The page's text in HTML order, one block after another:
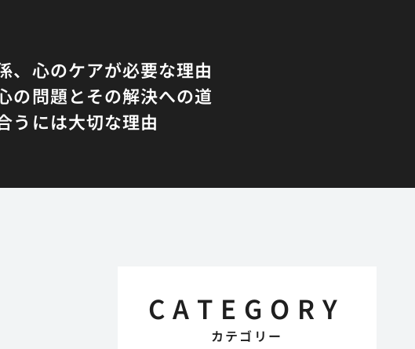
、心のケアが必要な理由
の問題とその解決への道
うには大切な理由
CATEGORY
カテゴリー